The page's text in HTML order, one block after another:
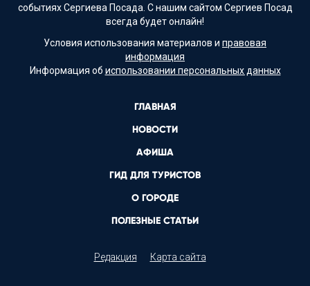
событиях Сергиева Посада. С нашим сайтом Сергиев Посад
всегда будет онлайн!
Условия использования материалов и правовая
информация
Информация об использовании персональных данных
ГЛАВНАЯ
НОВОСТИ
АФИША
ГИД ДЛЯ ТУРИСТОВ
О ГОРОДЕ
ПОЛЕЗНЫЕ СТАТЬИ
Редакция Карта сайта